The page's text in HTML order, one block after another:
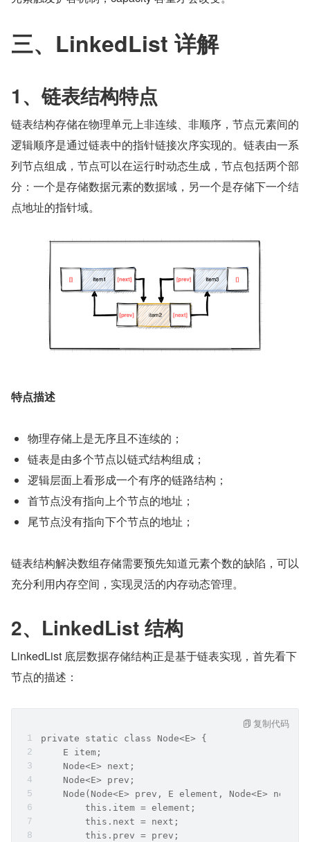
三、LinkedList 详解
1、链表结构特点
链表结构存储在物理单元上非连续、非顺序，节点元素间的
逻辑顺序是通过链表中的指针链接次序实现的。链表由一系
列节点组成，节点可以在运行时动态生成，节点包括两个部
分：一个是存储数据元素的数据域，另一个是存储下一个结
点地址的指针域。
特点描述
物理存储上是无序且不连续的；
链表是由多个节点以链式结构组成；
逻辑层面上看形成一个有序的链路结构；
首节点没有指向上个节点的地址；
尾节点没有指向下个节点的地址；
链表结构解决数组存储需要预先知道元素个数的缺陷，可以
充分利用内存空间，实现灵活的内存动态管理。
2、LinkedList 结构
LinkedList 底层数据存储结构正是基于链表实现，首先看下
节点的描述：
private static class Node<E> {
    E item;
    Node<E> next;
    Node<E> prev;
Node(Node<E> prev, E element, Node<E> next)
        this.item = element;
        this.next = next;
        this.prev = prev;
复制代码